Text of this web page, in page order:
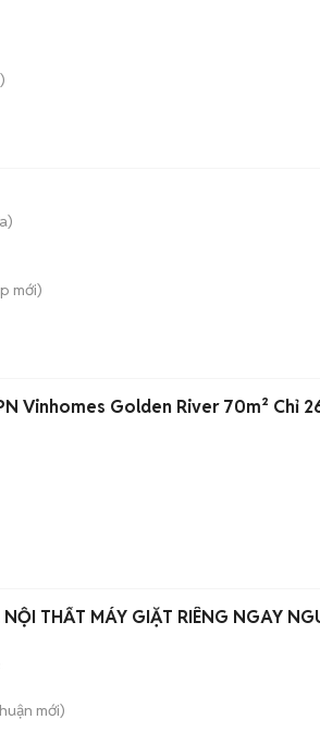
mới)
Vinhomes Golden River 70m² Chỉ
NỘI THẤT MÁY GIẶT RIÊNG NGAY
mới)